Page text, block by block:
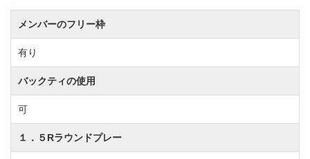
これに伴い、補充定員数に達するまで名義書換は停止
◆周辺ゴルフ場
「霞台カントリークラブ」 「土浦カントリー倶楽部」
「アスレチックゴルフ倶楽部」
「江戸崎カントリー倶楽部」
メンバーのフリー枠
有り
バックティの使用
可
１．５Rラウンドプレー